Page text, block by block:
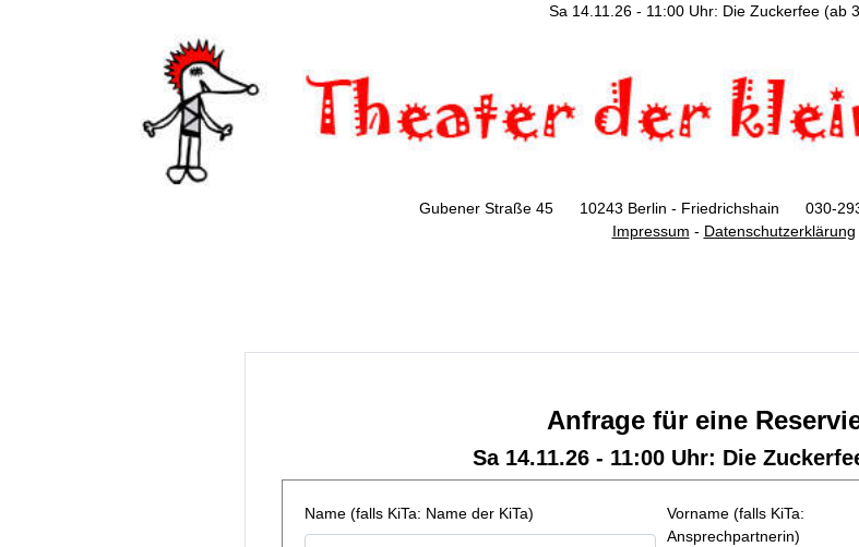
Sa 14.11.26 - 11:00 Uhr: Die Zuckerfee (ab
Gubener Straße 45 10243 Berlin - Friedrichshain 030-
Impressum - Datenschutzerklärung
Anfrage für eine
Sa 14.11.26 - 11:00 Uhr: Die
Name (falls KiTa: Name der KiTa)
Vorname (falls KiTa:
Ansprechpartnerin)